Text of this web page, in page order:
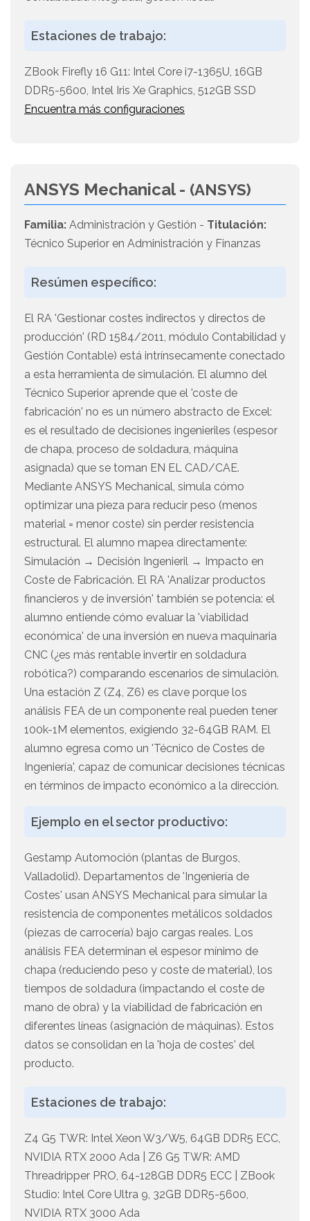
Estaciones de trabajo:
ZBook Firefly 16 G11: Intel Core i7-1365U, 16GB
DDR5-5600, Intel Iris Xe Graphics, 512GB SSD
Encuentra más configuraciones
ANSYS Mechanical - (ANSYS)
Familia: Administración y Gestión - Titulación:
Técnico Superior en Administración y Finanzas
Resúmen específico:
El RA 'Gestionar costes indirectos y directos de
producción' (RD 1584/2011, módulo Contabilidad y
Gestión Contable) está intrínsecamente conectado
a esta herramienta de simulación. El alumno del
Técnico Superior aprende que el 'coste de
fabricación' no es un número abstracto de Excel:
es el resultado de decisiones ingenieriles (espesor
de chapa, proceso de soldadura, máquina
asignada) que se toman EN EL CAD/CAE.
Mediante ANSYS Mechanical, simula cómo
optimizar una pieza para reducir peso (menos
material = menor coste) sin perder resistencia
estructural. El alumno mapea directamente:
Simulación → Decisión Ingenieril → Impacto en
Coste de Fabricación. El RA 'Analizar productos
financieros y de inversión' también se potencia: el
alumno entiende cómo evaluar la 'viabilidad
económica' de una inversión en nueva maquinaria
CNC (¿es más rentable invertir en soldadura
robótica?) comparando escenarios de simulación.
Una estación Z (Z4, Z6) es clave porque los
análisis FEA de un componente real pueden tener
100k-1M elementos, exigiendo 32-64GB RAM. El
alumno egresa como un 'Técnico de Costes de
Ingeniería', capaz de comunicar decisiones técnicas
en términos de impacto económico a la dirección.
Ejemplo en el sector productivo:
Gestamp Automoción (plantas de Burgos,
Valladolid). Departamentos de 'Ingeniería de
Costes' usan ANSYS Mechanical para simular la
resistencia de componentes metálicos soldados
(piezas de carrocería) bajo cargas reales. Los
análisis FEA determinan el espesor mínimo de
chapa (reduciendo peso y coste de material), los
tiempos de soldadura (impactando el coste de
mano de obra) y la viabilidad de fabricación en
diferentes líneas (asignación de máquinas). Estos
datos se consolidan en la 'hoja de costes' del
producto.
Estaciones de trabajo:
Z4 G5 TWR: Intel Xeon W3/W5, 64GB DDR5 ECC,
NVIDIA RTX 2000 Ada | Z6 G5 TWR: AMD
Threadripper PRO, 64-128GB DDR5 ECC | ZBook
Studio: Intel Core Ultra 9, 32GB DDR5-5600,
NVIDIA RTX 3000 Ada